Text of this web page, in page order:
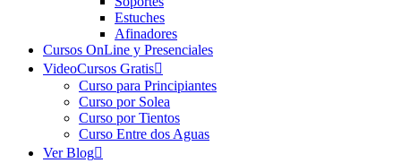
Estuches
Afinadores
Cursos OnLine y Presenciales
VideoCursos Gratis
Curso para Principiantes
Curso por Solea
Curso por Tientos
Curso Entre dos Aguas
Ver Blog